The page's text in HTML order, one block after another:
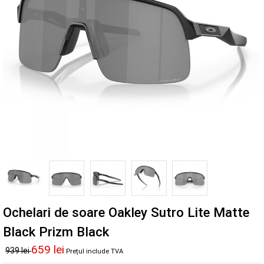
Ochelari de soare Oakley Sutro Lite Matte
Black Prizm Black
939 lei659 lei Prețul include TVA